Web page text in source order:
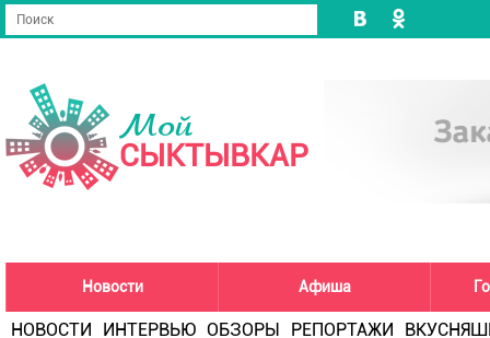
Мой
СЫКТЫВКАР
Новости Афиша
НОВОСТИ ИНТЕРВЬЮ ОБЗОРЫ РЕПОРТАЖИ